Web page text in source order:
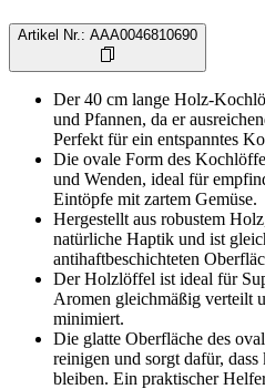
Artikel Nr. : AAA0046810690
Der 40 cm lange Holz-
und Pfannen, da er
Perfekt für ein entspanntes
Die ovale Form des
und Wenden, ideal für
Eintöpfe mit zartem Gemüse.
Hergestellt aus robustem
natürliche Haptik und ist
antihaftbeschichteten
Der Holzlöffel ist ideal für
Aromen gleichmäßig verteilt
minimiert.
Die glatte Oberfläche des
reinigen und sorgt dafür, dass
bleiben. Ein praktischer